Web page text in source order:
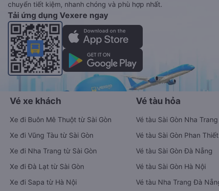
chuyển tiết kiệm, nhanh chóng và phù hợp nhất.
Tải ứng dụng Vexere ngay
Vé xe khách
Xe đi Buôn Mê Thuột từ Sài Gòn
Xe đi Vũng Tàu từ Sài Gòn
Xe đi Nha Trang từ Sài Gòn
Xe đi Đà Lạt từ Sài Gòn
Xe đi Sapa từ Hà Nội
Vé tàu hỏa
Vé tàu Sài Gòn Nha Trang
Vé tàu Sài Gòn Phan Thiết
Vé tàu Sài Gòn Đà Nẵng
Vé tàu Sài Gòn Hà Nội
Vé tàu Nha Trang Đà